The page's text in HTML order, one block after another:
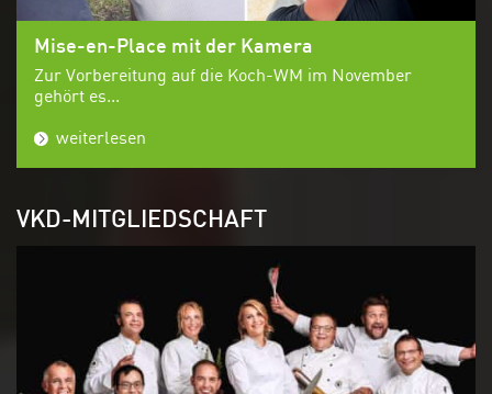
Mise-en-Place mit der Kamera
Zur Vorbereitung auf die Koch-WM im November
gehört es...
weiterlesen
VKD-MITGLIEDSCHAFT